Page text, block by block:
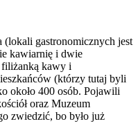
(lokali gastronomicznych jest
kawiarnię i dwie
filiżanką kawy i
(którzy tutaj byli
około 400 osób. Pojawili
oraz Muzeum
zwiedzić, bo było już